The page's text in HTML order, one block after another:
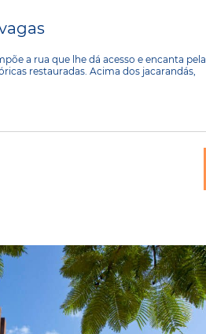
a rua que lhe dá acesso e encanta pela
restauradas. Acima dos jacarandás,